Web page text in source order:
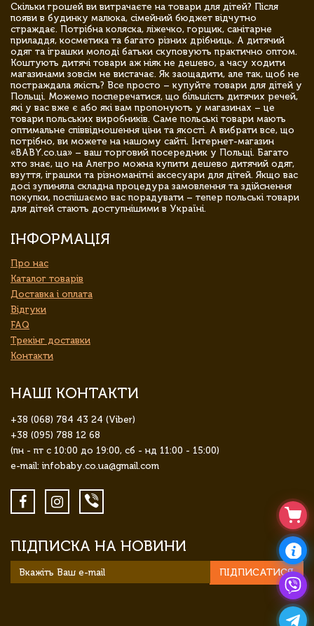
Скільки грошей ви витрачаєте на товари для дітей? Після
появи в будинку малюка, сімейний бюджет відчутно
страждає. Потрібна коляска, ліжечко, горщик, санітарне
приладдя, косметика та багато різних дрібниць. А дитячий
одяг та іграшки молоді батьки скуповують практично оптом.
Коштують дитячі товари аж ніяк не дешево, а часу ходити
магазинами зовсім не вистачає. Як заощадити, але так, щоб не
постраждала якість? Все просто – купуйте товари для дітей у
Польщі. Можемо посперечатися, що більшість дитячих речей,
які у вас вже є або які вам пропонують у магазинах – це
товари польських виробників. Саме польські товари мають
оптимальне співвідношення ціни та якості. А вибрати все, що
потрібно, ви можете на нашому сайті. Інтернет-магазин
«BABY.co.ua» – ваш торговий посередник у Польщі. Багато
хто знає, що на Алегро можна купити дешево дитячий одяг,
взуття, іграшки та різноманітні аксесуари для дітей. Якщо вас
досі зупиняла складна процедура замовлення та здійснення
покупки, поспішаємо вас порадувати – тепер польські товари
для дітей стають доступнішими в Україні.
ІНФОРМАЦІЯ
Про нас
Каталог товарів
Доставка і оплата
Відгуки
FAQ
Трекінг доставки
Контакти
НАШІ КОНТАКТИ
+38 (068) 784 43 24 (Viber)
+38 (095) 788 12 68
(пн - пт с 10:00 до 19:00, сб - нд 11:00 - 15:00)
e-mail: infobaby.co.ua@gmail.com
ПІДПИСКА НА НОВИНИ
ПІДПИСАТИСЯ